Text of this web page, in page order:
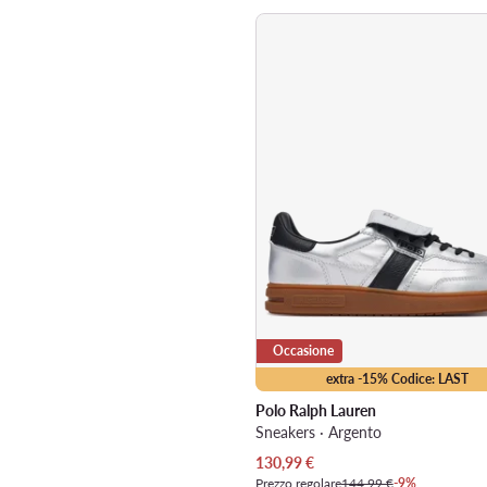
extra -15% Codice: LAST
Occasione
Polo Ralph Lauren
Sneakers · Argento
Prezzo attuale
130,99€
Prezzo regolare144,99 €-9%